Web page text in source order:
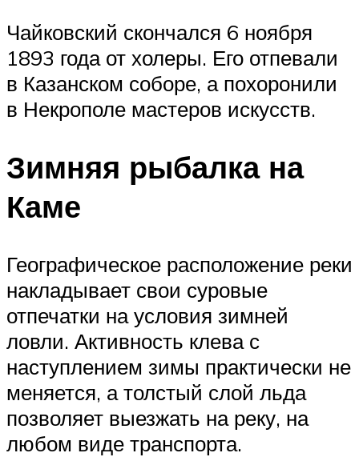
Чайковский скончался 6 ноября
1893 года от холеры. Его отпевали
в Казанском соборе, а похоронили
в Некрополе мастеров искусств.
Зимняя рыбалка на
Каме
Географическое расположение реки
накладывает свои суровые
отпечатки на условия зимней
ловли. Активность клева с
наступлением зимы практически не
меняется, а толстый слой льда
позволяет выезжать на реку, на
любом виде транспорта.